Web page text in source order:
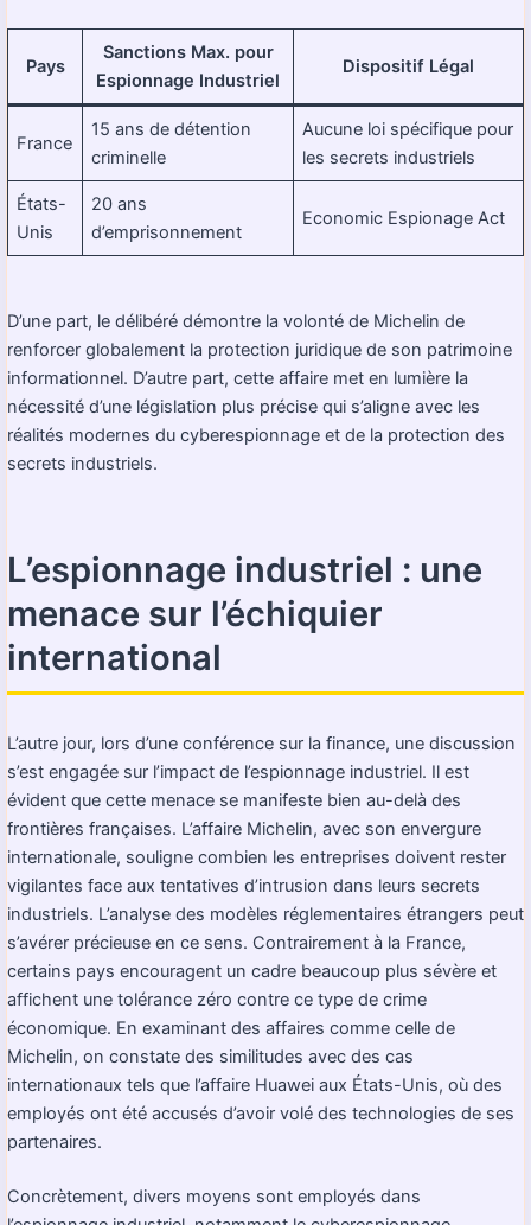
Pays
Sanctions Max. pour
Espionnage Industriel
Dispositif Légal
France
15 ans de détention
criminelle
Aucune loi spécifique pour
les secrets industriels
États-
Unis
20 ans
d’emprisonnement
Economic Espionage Act
D’une part, le délibéré démontre la volonté de Michelin de
renforcer globalement la protection juridique de son patrimoine
informationnel. D’autre part, cette affaire met en lumière la
nécessité d’une législation plus précise qui s’aligne avec les
réalités modernes du cyberespionnage et de la protection des
secrets industriels.
L’espionnage industriel : une
menace sur l’échiquier
international
L’autre jour, lors d’une conférence sur la finance, une discussion
s’est engagée sur l’impact de l’espionnage industriel. Il est
évident que cette menace se manifeste bien au-delà des
frontières françaises. L’affaire Michelin, avec son envergure
internationale, souligne combien les entreprises doivent rester
vigilantes face aux tentatives d’intrusion dans leurs secrets
industriels. L’analyse des modèles réglementaires étrangers peut
s’avérer précieuse en ce sens. Contrairement à la France,
certains pays encouragent un cadre beaucoup plus sévère et
affichent une tolérance zéro contre ce type de crime
économique. En examinant des affaires comme celle de
Michelin, on constate des similitudes avec des cas
internationaux tels que l’affaire Huawei aux États-Unis, où des
employés ont été accusés d’avoir volé des technologies de ses
partenaires.
Concrètement, divers moyens sont employés dans